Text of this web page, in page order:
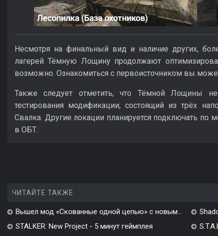
Несмотря на финальный вид и наличие других,
лагерей Тёмную Лощину продолжают
возможно. Ознакомиться с первоисточником вы
Также следует отметить, что Тёмной Лощины
тестирования модификации, состоящий из трёх
Свалка. Другие локации планируется подключать по
в ОБТ.
ЧИТАЙТЕ ТАКЖЕ
Вышел мод «Скованные одной цепью» с новым...
STALKER: New Project - 5 минут геймплея